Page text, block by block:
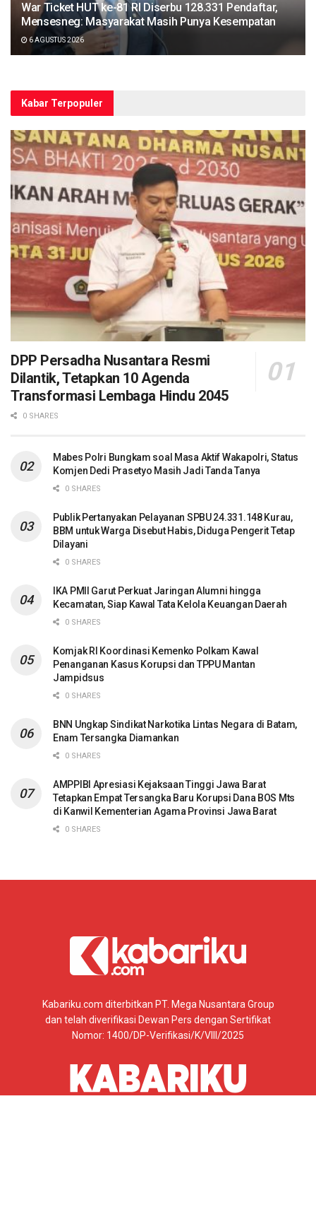
War Ticket HUT ke-81 RI Diserbu 128.331 Pendaftar,
Mensesneg: Masyarakat Masih Punya Kesempatan
6 AGUSTUS 2026
Kabar Terpopuler
DPP Persadha Nusantara Resmi
Dilantik, Tetapkan 10 Agenda
Transformasi Lembaga Hindu 2045
0 SHARES
Mabes Polri Bungkam soal Masa Aktif Wakapolri, Status
Komjen Dedi Prasetyo Masih Jadi Tanda Tanya
0 SHARES
Publik Pertanyakan Pelayanan SPBU 24.331.148 Kurau,
BBM untuk Warga Disebut Habis, Diduga Pengerit Tetap
Dilayani
0 SHARES
IKA PMII Garut Perkuat Jaringan Alumni hingga
Kecamatan, Siap Kawal Tata Kelola Keuangan Daerah
0 SHARES
Komjak RI Koordinasi Kemenko Polkam Kawal
Penanganan Kasus Korupsi dan TPPU Mantan
Jampidsus
0 SHARES
BNN Ungkap Sindikat Narkotika Lintas Negara di Batam,
Enam Tersangka Diamankan
0 SHARES
AMPPIBI Apresiasi Kejaksaan Tinggi Jawa Barat
Tetapkan Empat Tersangka Baru Korupsi Dana BOS Mts
di Kanwil Kementerian Agama Provinsi Jawa Barat
0 SHARES
Kabariku.com diterbitkan PT. Mega Nusantara Group
dan telah diverifikasi Dewan Pers dengan Sertifikat
Nomor: 1400/DP-Verifikasi/K/VIII/2025